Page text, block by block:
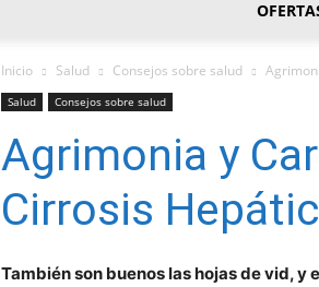
Inicio Salud Consejos sobre salud
Salud Consejos sobre salud
Agrimonia y
Cirrosis
También son buenos las hojas de vid, y